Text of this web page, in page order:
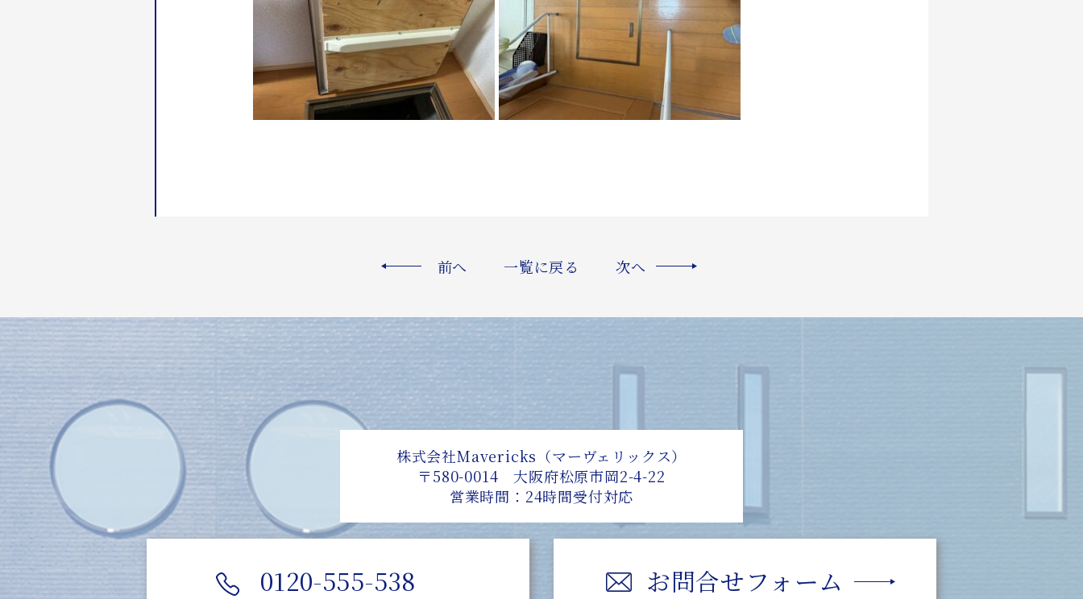
前へ 一覧に戻る 次へ
株式会社Mavericks（マーヴェリックス）
〒580-0014 大阪府松原市岡2-4-22
営業時間：24時間受付対応
0120-555-538 お問合せフォーム